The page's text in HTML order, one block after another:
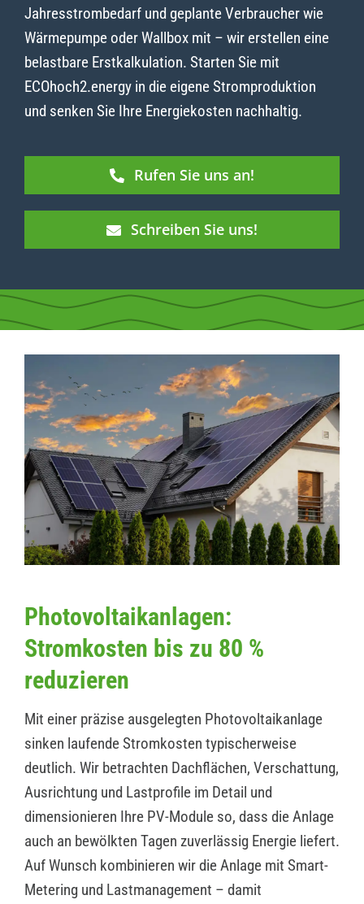
Jahresstrombedarf und geplante Verbraucher wie
Wärmepumpe oder Wallbox mit – wir erstellen eine
belastbare Erstkalkulation. Starten Sie mit
ECOhoch2.energy in die eigene Stromproduktion
und senken Sie Ihre Energiekosten nachhaltig.
Rufen Sie uns an!
Schreiben Sie uns!
Photovoltaikanlagen:
Stromkosten bis zu 80 %
reduzieren
Mit einer präzise ausgelegten Photovoltaikanlage
sinken laufende Stromkosten typischerweise
deutlich. Wir betrachten Dachflächen, Verschattung,
Ausrichtung und Lastprofile im Detail und
dimensionieren Ihre PV-Module so, dass die Anlage
auch an bewölkten Tagen zuverlässig Energie liefert.
Auf Wunsch kombinieren wir die Anlage mit Smart-
Metering und Lastmanagement – damit